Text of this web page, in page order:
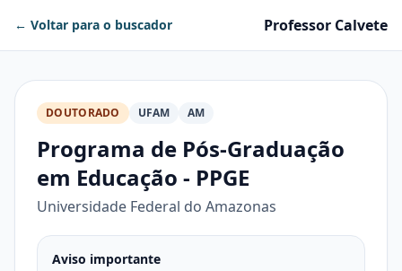
← Voltar para o buscador Professor Calvete
DOUTORADO UFAM AM
Programa de Pós-Graduação
em Educação - PPGE
Universidade Federal do Amazonas
Aviso importante